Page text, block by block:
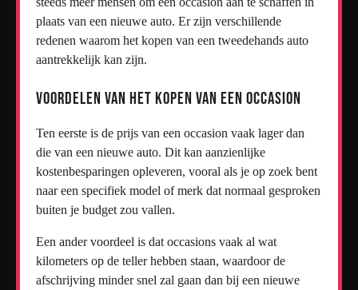
plaats van een nieuwe auto. Er zijn verschillende
redenen waarom het kopen van een tweedehands auto
aantrekkelijk kan zijn.
Voordelen van het Kopen van een Occasion
Ten eerste is de prijs van een occasion vaak lager dan
die van een nieuwe auto. Dit kan aanzienlijke
kostenbesparingen opleveren, vooral als je op zoek bent
naar een specifiek model of merk dat normaal gesproken
buiten je budget zou vallen.
Een ander voordeel is dat occasions vaak al wat
kilometers op de teller hebben staan, waardoor de
afschrijving minder snel zal gaan dan bij een nieuwe